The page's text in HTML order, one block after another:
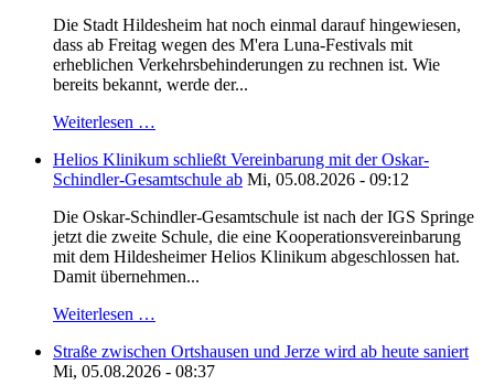
Die Stadt Hildesheim hat noch einmal darauf hingewiesen,
dass ab Freitag wegen des M'era Luna-Festivals mit
erheblichen Verkehrsbehinderungen zu rechnen ist. Wie
bereits bekannt, werde der...
Weiterlesen …
Helios Klinikum schließt Vereinbarung mit der Oskar-
Schindler-Gesamtschule ab Mi, 05.08.2026 - 09:12
Die Oskar-Schindler-Gesamtschule ist nach der IGS Springe
jetzt die zweite Schule, die eine Kooperationsvereinbarung
mit dem Hildesheimer Helios Klinikum abgeschlossen hat.
Damit übernehmen...
Weiterlesen …
Straße zwischen Ortshausen und Jerze wird ab heute saniert
Mi, 05.08.2026 - 08:37